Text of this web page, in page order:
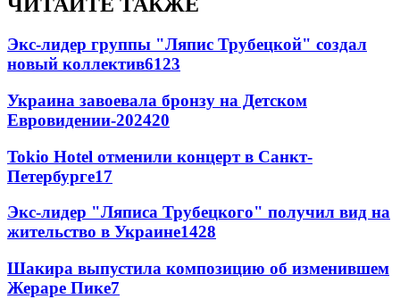
ЧИТАЙТЕ ТАКЖЕ
Экс-лидер группы "Ляпис Трубецкой" создал
новый коллектив6123
Украина завоевала бронзу на Детском
Евровидении-202420
Tokio Hotel отменили концерт в Санкт-
Петербурге17
Экс-лидер "Ляписа Трубецкого" получил вид на
жительство в Украине1428
Шакира выпустила композицию об изменившем
Жераре Пике7